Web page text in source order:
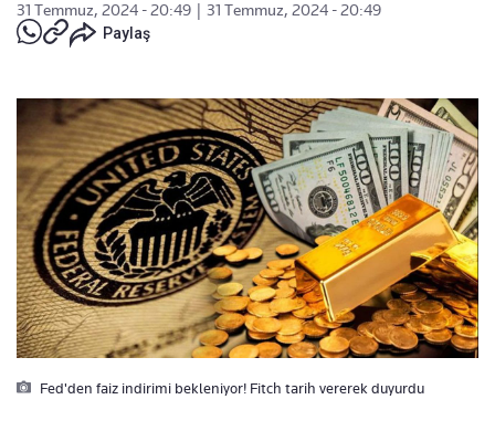
31 Temmuz, 2024 - 20:49
31 Temmuz, 2024 - 20:49
Paylaş
Fed'den faiz indirimi bekleniyor! Fitch tarih vererek duyurdu